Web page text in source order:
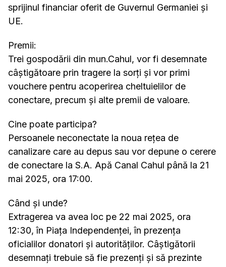
sprijinul financiar oferit de Guvernul Germaniei și
UE.
Premii:
Trei gospodării din mun.Cahul, vor fi desemnate
câștigătoare prin tragere la sorți și vor primi
vouchere pentru acoperirea cheltuielilor de
conectare, precum și alte premii de valoare.
Cine poate participa?
Persoanele neconectate la noua rețea de
canalizare care au depus sau vor depune o cerere
de conectare la S.A. Apă Canal Cahul până la 21
mai 2025, ora 17:00.
Când și unde?
Extragerea va avea loc pe 22 mai 2025, ora
12:30, în Piața Independenței, în prezența
oficialilor donatori și autorităților. Câștigătorii
desemnați trebuie să fie prezenți și să prezinte